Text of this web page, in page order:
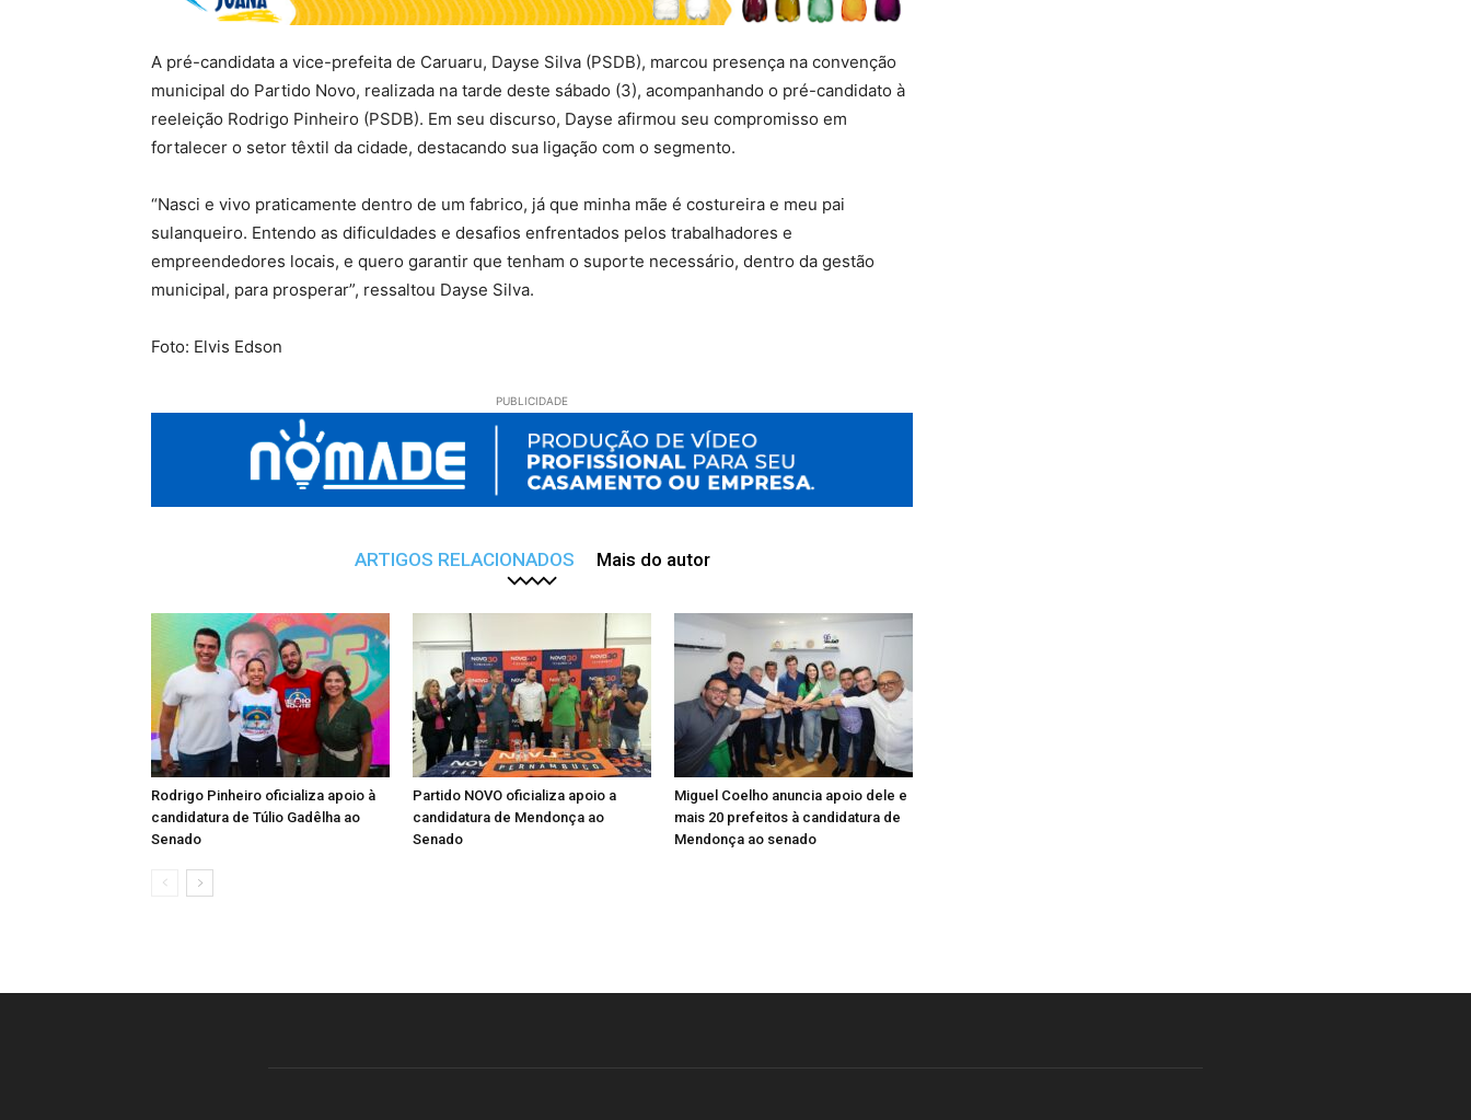
A pré-candidata a vice-prefeita de Caruaru, Dayse Silva (PSDB), marcou presença na convenção
municipal do Partido Novo, realizada na tarde deste sábado (3), acompanhando o pré-candidato à
reeleição Rodrigo Pinheiro (PSDB). Em seu discurso, Dayse afirmou seu compromisso em
fortalecer o setor têxtil da cidade, destacando sua ligação com o segmento.
“Nasci e vivo praticamente dentro de um fabrico, já que minha mãe é costureira e meu pai
sulanqueiro. Entendo as dificuldades e desafios enfrentados pelos trabalhadores e
empreendedores locais, e quero garantir que tenham o suporte necessário, dentro da gestão
municipal, para prosperar”, ressaltou Dayse Silva.
Foto: Elvis Edson
PUBLICIDADE
ARTIGOS RELACIONADOS Mais do autor
Rodrigo Pinheiro oficializa apoio à
candidatura de Túlio Gadêlha ao
Senado
Partido NOVO oficializa apoio a
candidatura de Mendonça ao
Senado
Miguel Coelho anuncia apoio dele e
mais 20 prefeitos à candidatura de
Mendonça ao senado